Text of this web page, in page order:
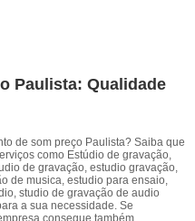
Paulista: Qualidade
de som preço Paulista? Saiba que
como Estúdio de gravação,
de gravação, estudio gravação,
de musica, estudio para ensaio,
studio de gravação de audio
a sua necessidade. Se
consegue também